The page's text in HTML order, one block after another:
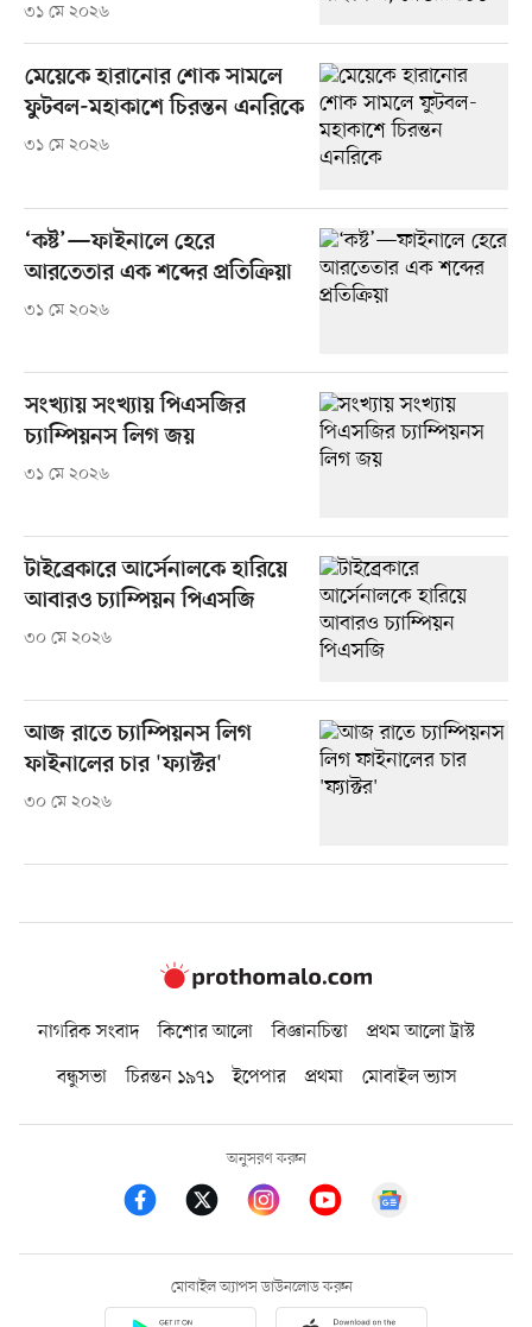
৩১ মে ২০২৬
মেয়েকে হারানোর শোক সামলে
ফুটবল-মহাকাশে চিরন্তন এনরিকে
৩১ মে ২০২৬
‘কষ্ট’—ফাইনালে হেরে
আরতেতার এক শব্দের প্রতিক্রিয়া
৩১ মে ২০২৬
সংখ্যায় সংখ্যায় পিএসজির
চ্যাম্পিয়নস লিগ জয়
৩১ মে ২০২৬
টাইব্রেকারে আর্সেনালকে হারিয়ে
আবারও চ্যাম্পিয়ন পিএসজি
৩০ মে ২০২৬
আজ রাতে চ্যাম্পিয়নস লিগ
ফাইনালের চার 'ফ্যাক্টর'
৩০ মে ২০২৬
নাগরিক সংবাদ কিশোর আলো বিজ্ঞানচিন্তা
প্রথম আলো ট্রাস্ট
বন্ধুসভা
চিরন্তন ১৯৭১ ইপেপার প্রথমা মোবাইল ভ্যাস
অনুসরণ করুন
মোবাইল অ্যাপস ডাউনলোড করুন